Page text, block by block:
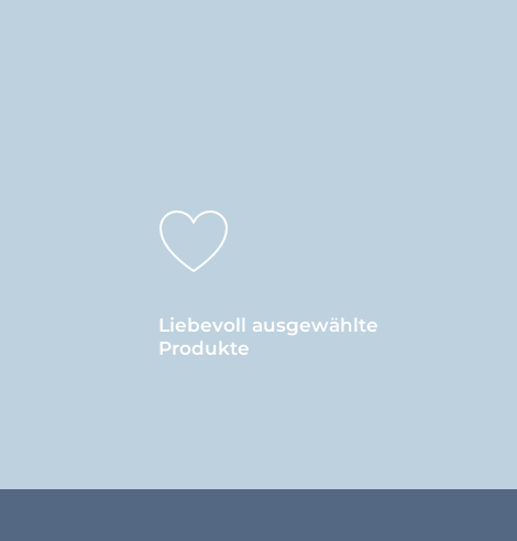
Liebevoll ausgewählte
Produkte